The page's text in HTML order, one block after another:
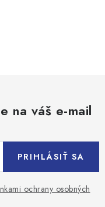
na váš e-mail
ochrany osobných
PRIHLÁSIŤ SA